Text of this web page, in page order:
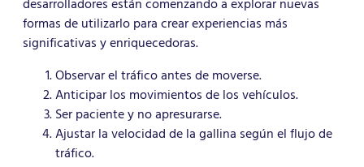
formas de utilizarlo para crear experiencias más
significativas y enriquecedoras.
Observar el tráfico antes de moverse.
Anticipar los movimientos de los vehículos.
Ser paciente y no apresurarse.
Ajustar la velocidad de la gallina según el flujo de
tráfico.